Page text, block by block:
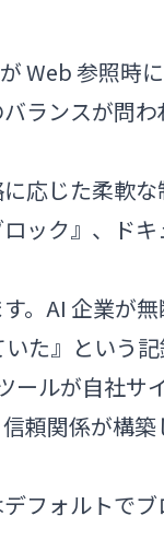
Web 参照時
ランスが問わ
応じた柔軟
ック』、ドキ
。AI 企業が
た』という記
ールが自社サ
頼関係が構築
フォルトで